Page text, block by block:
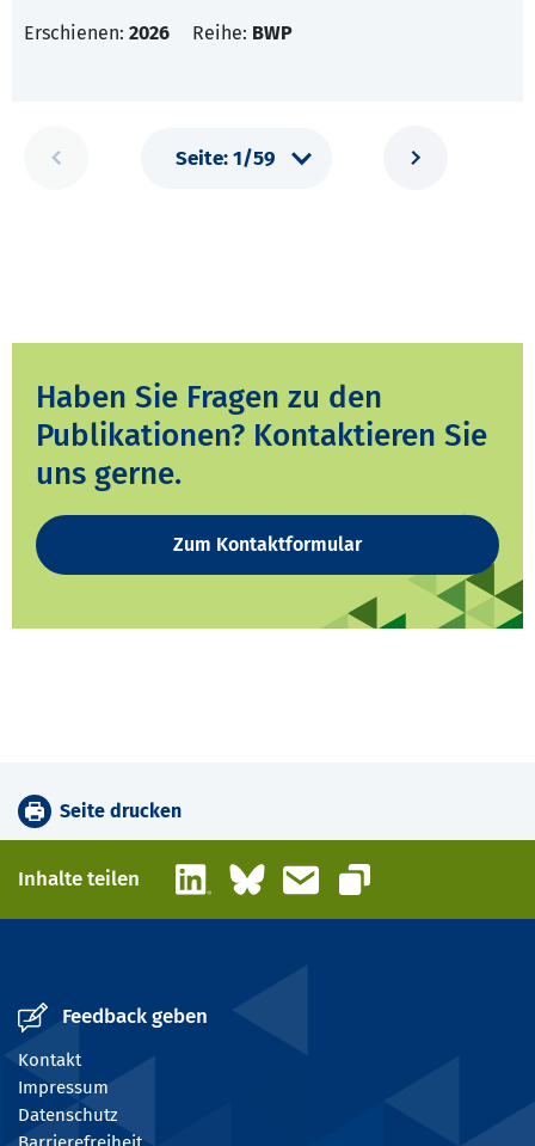
Erschienen: 2026 Reihe: BWP
Haben Sie Fragen zu den
Publikationen? Kontaktieren Sie
uns gerne.
Zum Kontaktformular
Seite drucken
Inhalte teilen LinkedInBlueskyE-Mail
Link kopieren
Feedback geben
Kontakt
Impressum
Datenschutz